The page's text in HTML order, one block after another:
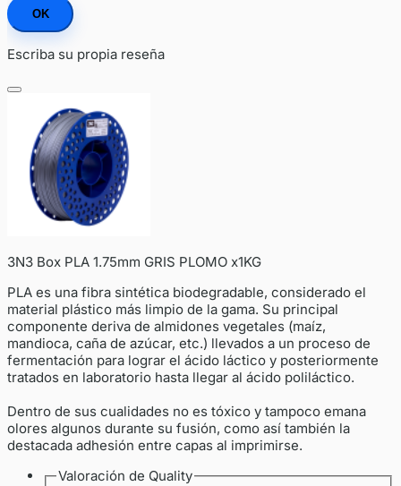
OK
Escriba su propia reseña
3N3 Box PLA 1.75mm GRIS PLOMO x1KG
PLA es una fibra sintética biodegradable, considerado el
material plástico más limpio de la gama. Su principal
componente deriva de almidones vegetales (maíz,
mandioca, caña de azúcar, etc.) llevados a un proceso de
fermentación para lograr el ácido láctico y posteriormente
tratados en laboratorio hasta llegar al ácido poliláctico.
Dentro de sus cualidades no es tóxico y tampoco emana
olores algunos durante su fusión, como así también la
destacada adhesión entre capas al imprimirse.
Valoración de Quality